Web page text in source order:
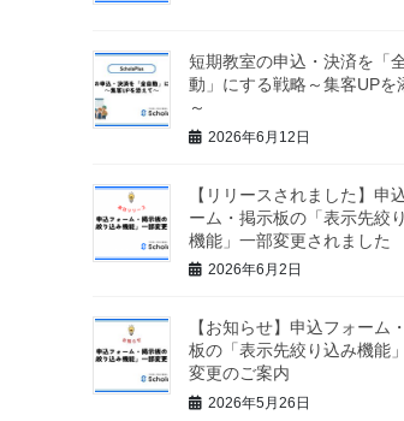
短期教室の申込・決済を「
動」にする戦略～集客UPを
～
2026年6月12日
【リリースされました】申
ーム・掲示板の「表示先絞
機能」一部変更されました
2026年6月2日
【お知らせ】申込フォーム
板の「表示先絞り込み機能
変更のご案内
2026年5月26日